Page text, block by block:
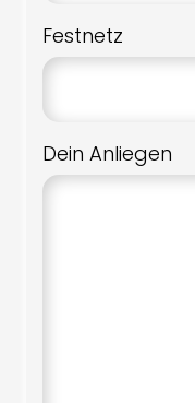
Festnetz
Dein Anliegen